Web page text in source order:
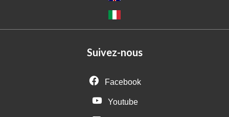
Suivez-nous
Facebook
Youtube